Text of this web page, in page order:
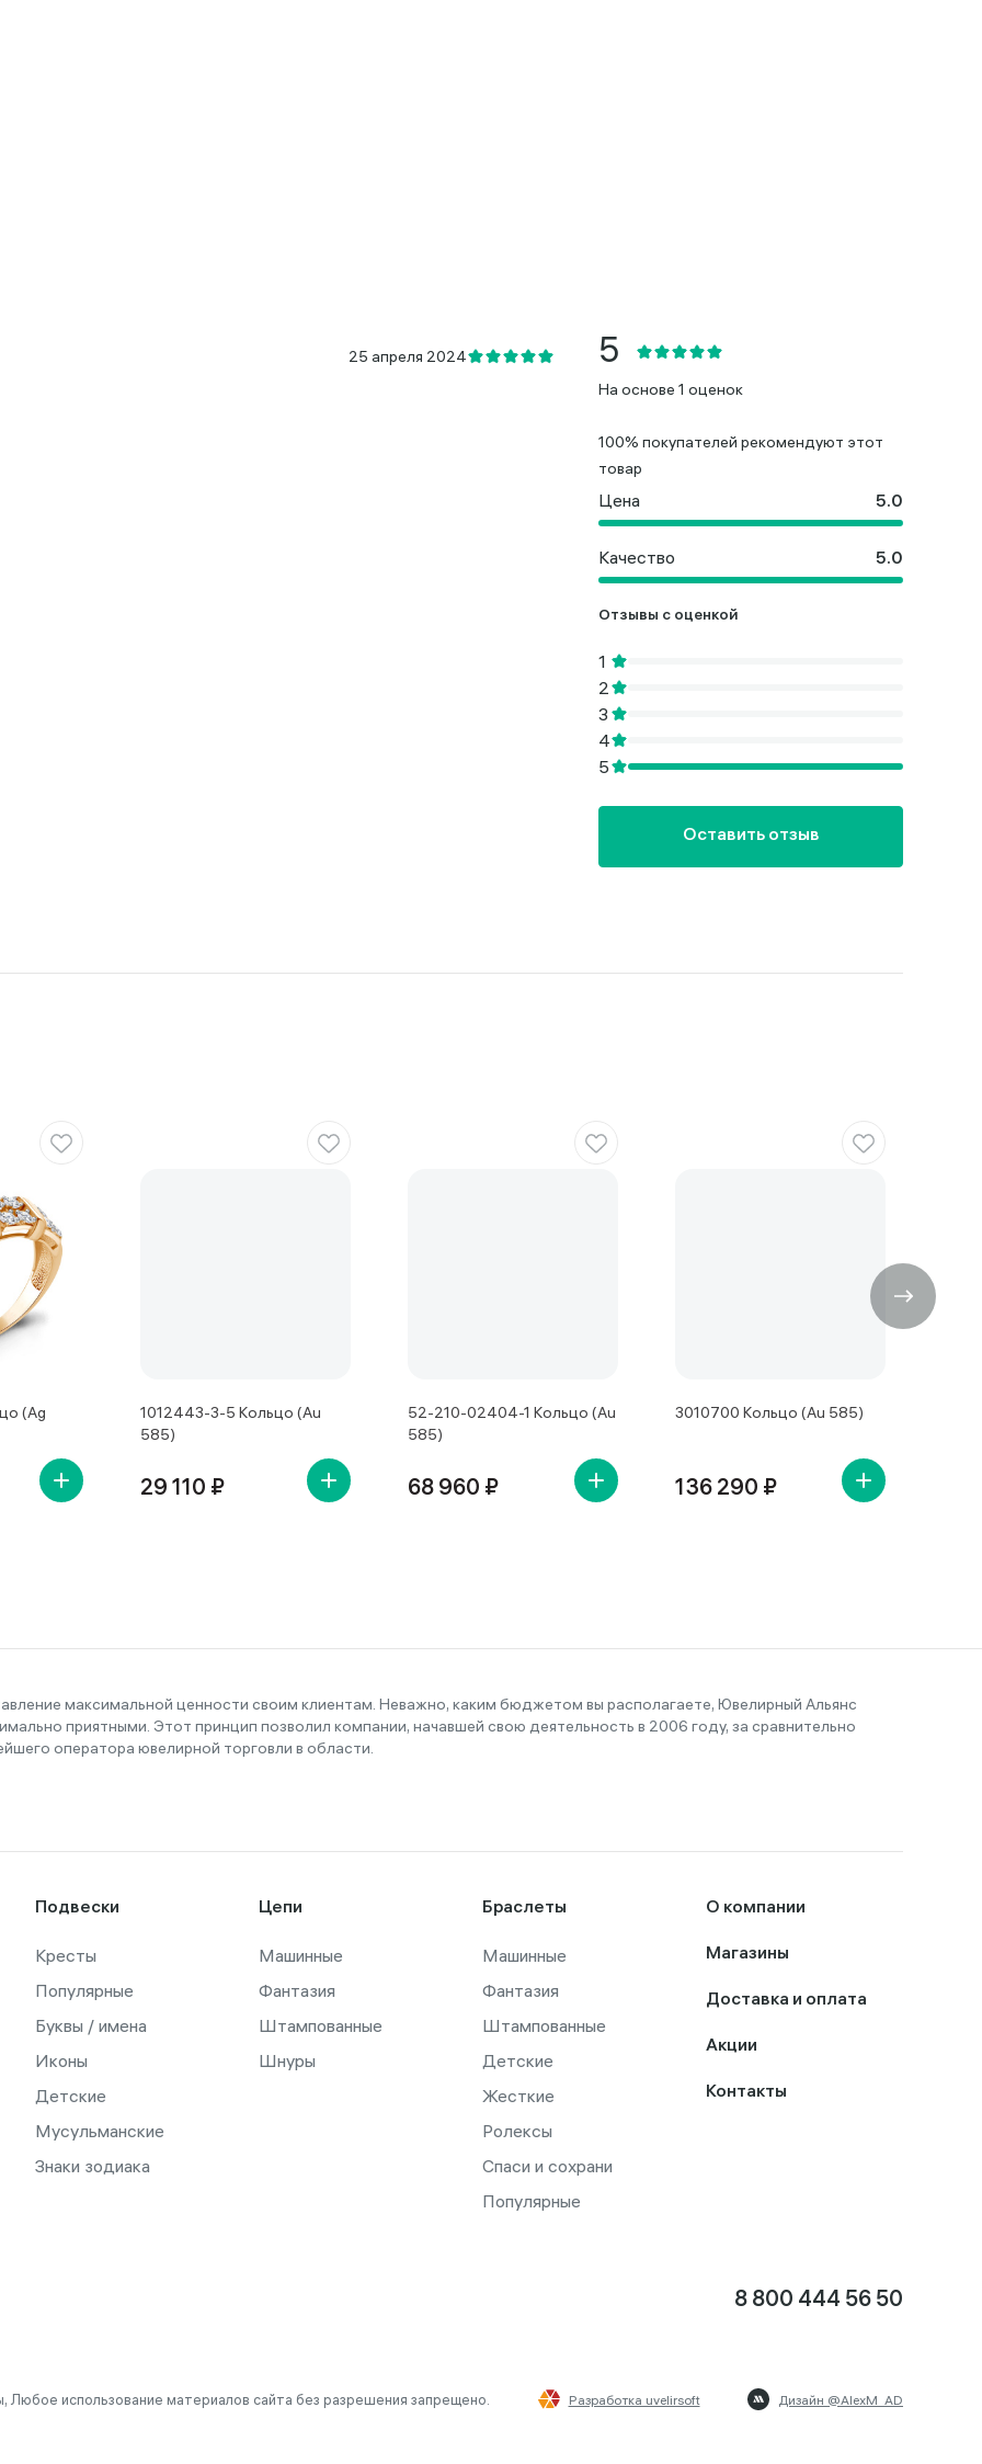
25 апреля 2024
На основе 1 оценок
100% покупателей рекомендуют этот
товар
Цена
Качество
Отзывы с оценкой
Оставить отзыв
(Ag
1012443-3-5 Кольцо (Au
585)
29 110 ₽
52-210-02404-1 Кольцо (Au
585)
68 960 ₽
3010700 Кольцо (Au 585)
136 290 ₽
максимальной ценности своим клиентам. Неважно, каким бюджетом вы располагаете, Ювелирный Альянс
приятными. Этот принцип позволил компании, начавшей свою деятельность в 2006 году, за сравнительно
оператора ювелирной торговли в области.
Подвески
Кресты
Популярные
Буквы / имена
Иконы
Детские
Мусульманские
Знаки зодиака
Цепи
Машинные
Фантазия
Штампованные
Шнуры
Браслеты
Машинные
Фантазия
Штампованные
Детские
Жесткие
Ролексы
Спаси и сохрани
Популярные
О компании
Магазины
Доставка и оплата
Акции
Контакты
8 800 444 56 50
использование материалов сайта без разрешения запрещено. Разработка uvelirsoft Дизайн @AlexM_AD